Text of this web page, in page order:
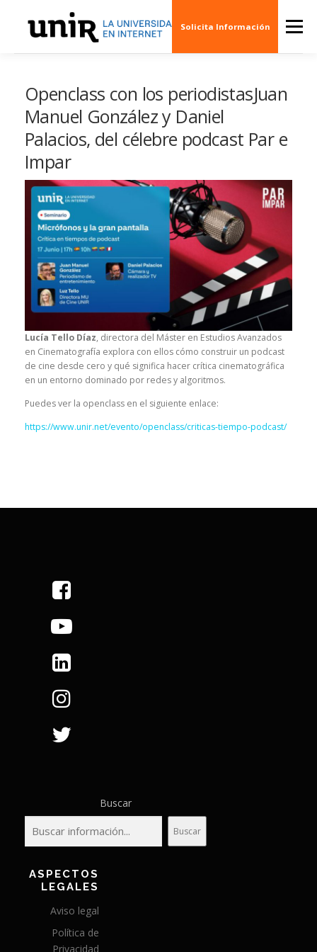
content
Menu
ESCENARIOS SOCIEDAD
EVENTOS CREAS 3D
Openclass con los periodistasJuan
Manuel González y Daniel
Palacios, del célebre podcast Par e
Impar
Lucía Tello Díaz, directora del Máster en Estudios Avanzados
en Cinematografía explora con ellos cómo construir un podcast
de cine desde cero y qué significa hacer crítica cinematográfica
en un entorno dominado por redes y algoritmos.
Puedes ver la openclass en el siguiente enlace:
https://www.unir.net/evento/openclass/criticas-tiempo-podcast/
Buscar
Buscar
Solicita Información
ASPECTOS
LEGALES
Aviso legal
Política de
Privacidad